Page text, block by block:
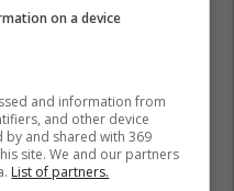
on a device
and information from
and other device
by and shared with 369
site. We and our partners
List of partners.